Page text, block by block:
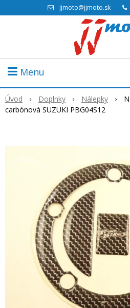
jjmoto@jjmoto.sk
Menu
Úvod Doplnky Nálepky
carbónová SUZUKI PBG04S12
Akcia